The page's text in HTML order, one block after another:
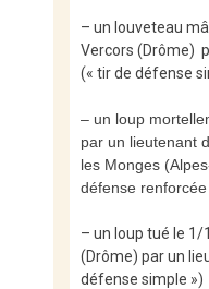
– un louveteau
Vercors (Drôme)
(« tir de défense
– un loup
par un lieutenant
les Monges
défense renforcée
– un loup tué le 1/
(Drôme) par un
défense simple »)